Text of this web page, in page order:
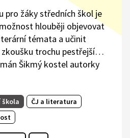
pro žáky středních škol je
hlouběji objevovat
témata a učinit
trochu pestřejší…
Šikmý kostel autorky
škola
ČJ a literatura